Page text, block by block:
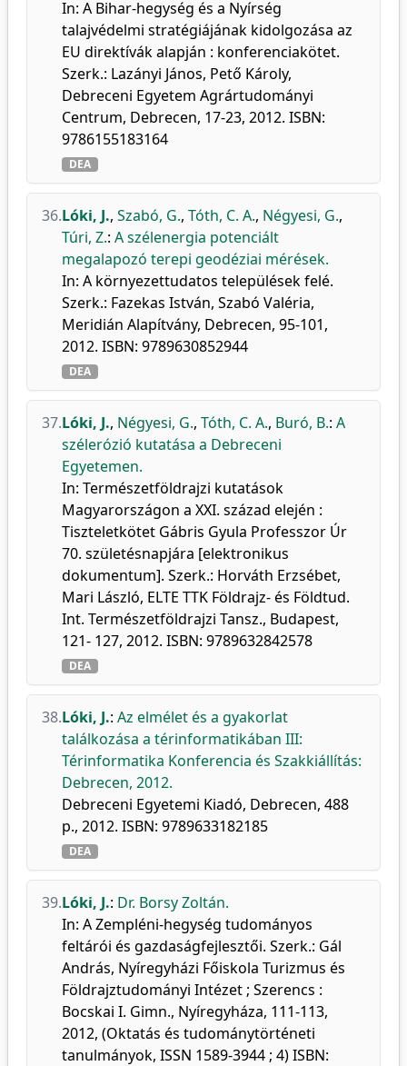
In: A Bihar-hegység és a Nyírség
talajvédelmi stratégiájának kidolgozása az
EU direktívák alapján : konferenciakötet.
Szerk.: Lazányi János, Pető Károly,
Debreceni Egyetem Agrártudományi
Centrum, Debrecen, 17-23, 2012. ISBN:
9786155183164
DEA
36.Lóki, J., Szabó, G., Tóth, C. A., Négyesi, G.,
Túri, Z.: A szélenergia potenciált
megalapozó terepi geodéziai mérések.
In: A környezettudatos települések felé.
Szerk.: Fazekas István, Szabó Valéria,
Meridián Alapítvány, Debrecen, 95-101,
2012. ISBN: 9789630852944
DEA
37.Lóki, J., Négyesi, G., Tóth, C. A., Buró, B.: A
szélerózió kutatása a Debreceni
Egyetemen.
In: Természetföldrajzi kutatások
Magyarországon a XXI. század elején :
Tiszteletkötet Gábris Gyula Professzor Úr
70. születésnapjára [elektronikus
dokumentum]. Szerk.: Horváth Erzsébet,
Mari László, ELTE TTK Földrajz- és Földtud.
Int. Természetföldrajzi Tansz., Budapest,
121- 127, 2012. ISBN: 9789632842578
DEA
38.Lóki, J.: Az elmélet és a gyakorlat
találkozása a térinformatikában III:
Térinformatika Konferencia és Szakkiállítás:
Debrecen, 2012.
Debreceni Egyetemi Kiadó, Debrecen, 488
p., 2012. ISBN: 9789633182185
DEA
39.Lóki, J.: Dr. Borsy Zoltán.
In: A Zempléni-hegység tudományos
feltárói és gazdaságfejlesztői. Szerk.: Gál
András, Nyíregyházi Főiskola Turizmus és
Földrajztudományi Intézet ; Szerencs :
Bocskai I. Gimn., Nyíregyháza, 111-113,
2012, (Oktatás és tudománytörténeti
tanulmányok, ISSN 1589-3944 ; 4) ISBN: